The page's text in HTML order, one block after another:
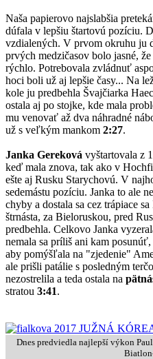
Naša papierovo najslabšia
dúfala v lepšiu štartovú pozíciu.
vzdialených. V prvom okruhu ju
prvých medzičasov bolo jasné,
rýchlo. Potrebovala zvládnuť
hoci boli už aj lepšie časy... Na
kole ju predbehla Švajčiarka
ostala aj po stojke, kde mala
mu venovať až dva náhradné
už s veľkým mankom 2:27.
Janka Gereková vyštartovala z
keď mala znova, tak ako v
ešte aj Rusku Starychovú. V
sedemástu pozíciu. Janka to ale
chyby a dostala sa cez trápiace
štrnásta, za Bieloruskou, pred
predbehla. Celkovo Janka
nemala sa príliš ani kam
aby pomýšľala na "zjedenie"
ale prišli patálie s posledným
nezostrelila a teda ostala na
stratou 3:41.
Dnes predviedla najlepší výkon